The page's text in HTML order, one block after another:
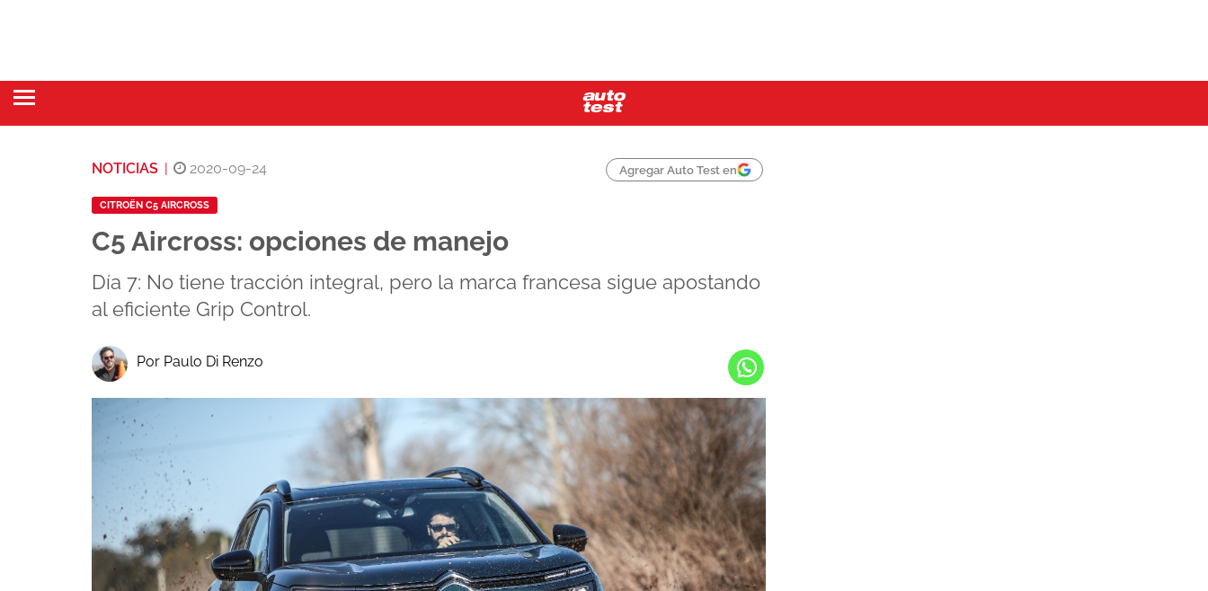
NOTICIAS 2020-09-24 Agregar Auto Test en
CITROËN C5 AIRCROSS
C5 Aircross: opciones de manejo
Día 7: No tiene tracción integral, pero la marca francesa sigue apostando
al eficiente Grip Control.
Por Paulo Di Renzo